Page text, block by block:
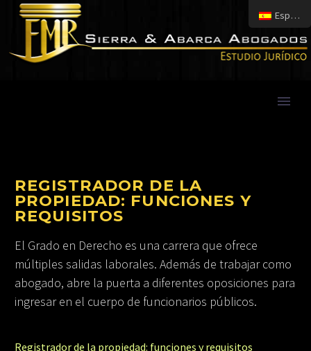
REGISTRADOR DE LA
PROPIEDAD: FUNCIONES Y
REQUISITOS
El Grado en Derecho es una carrera que ofrece
múltiples salidas laborales. Además de trabajar como
abogado, abre la puerta a diferentes oposiciones para
ingresar en el cuerpo de funcionarios públicos.
Registrador de la propiedad: funciones y requisitos
Español